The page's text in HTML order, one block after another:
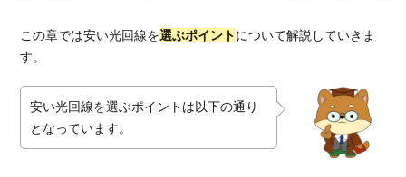
の月額
料金
1.1.2.
この章では安い光回線を選ぶポイントについて解説していきま
す。
安い光回線を選ぶポイントは以下の通り
となっています。